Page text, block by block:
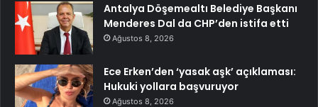
Antalya Döşemealtı Belediye Başkanı
Menderes Dal da CHP’den istifa etti
Ağustos 8, 2026
Ece Erken’den ‘yasak aşk’ açıklaması:
Hukuki yollara başvuruyor
Ağustos 8, 2026